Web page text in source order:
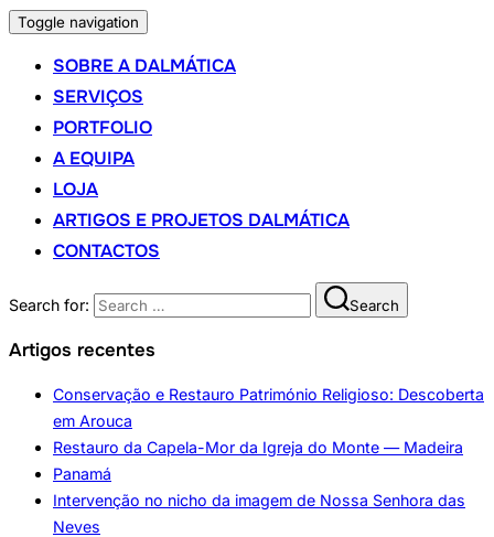
Toggle navigation
SOBRE A DALMÁTICA
SERVIÇOS
PORTFOLIO
A EQUIPA
LOJA
ARTIGOS E PROJETOS DALMÁTICA
CONTACTOS
Search for: Search
Artigos recentes
Conservação e Restauro Património Religioso: Descoberta
em Arouca
Restauro da Capela-Mor da Igreja do Monte — Madeira
Panamá
Intervenção no nicho da imagem de Nossa Senhora das
Neves